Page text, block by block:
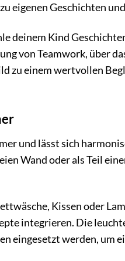
eigenen Geschichten
deinem Kind
von Teamwork, über
zu einem wertvollen
und lässt sich
Wand oder als Teil
Kissen oder
integrieren. Die
eingesetzt werden, um